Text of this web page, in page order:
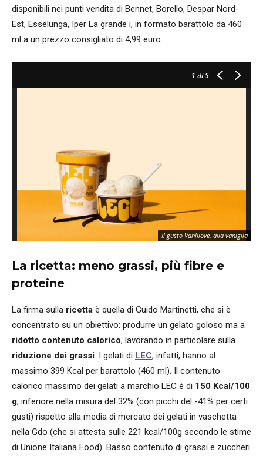
disponibili nei punti vendita di Bennet, Borello, Despar Nord-
Est, Esselunga, Iper La grande i, in formato barattolo da 460
ml a un prezzo consigliato di 4,99 euro.
1 di 5
Il gusto Vanillove, alla vaniglia
La ricetta: meno grassi, più fibre e
proteine
La firma sulla ricetta è quella di Guido Martinetti, che si è
concentrato su un obiettivo: produrre un gelato goloso ma a
ridotto contenuto calorico, lavorando in particolare sulla
riduzione dei grassi. I gelati di LEC, infatti, hanno al
massimo 399 Kcal per barattolo (460 ml). Il contenuto
calorico massimo dei gelati a marchio LEC è di 150 Kcal/100
g, inferiore nella misura del 32% (con picchi del -41% per certi
gusti) rispetto alla media di mercato dei gelati in vaschetta
nella Gdo (che si attesta sulle 221 kcal/100g secondo le stime
di Unione Italiana Food). Basso contenuto di grassi e zuccheri